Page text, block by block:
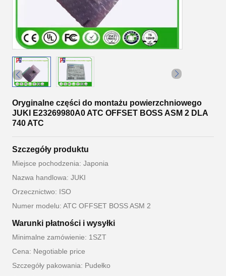
Oryginalne części do montażu powierzchniowego
JUKI E23269980A0 ATC OFFSET BOSS ASM 2 DLA
740 ATC
Szczegóły produktu
Miejsce pochodzenia: Japonia
Nazwa handlowa: JUKI
Orzecznictwo: ISO
Numer modelu: ATC OFFSET BOSS ASM 2
Warunki płatności i wysyłki
Minimalne zamówienie: 1SZT
Cena: Negotiable price
Szczegóły pakowania: Pudełko